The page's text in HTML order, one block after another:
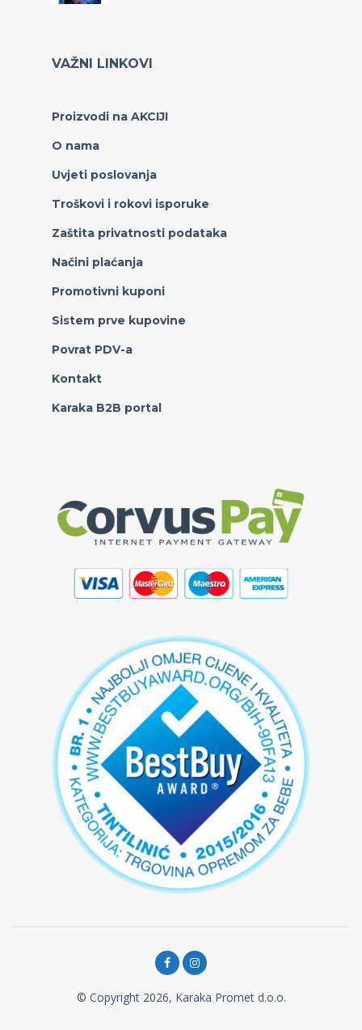
VAŽNI LINKOVI
Proizvodi na AKCIJI
O nama
Uvjeti poslovanja
Troškovi i rokovi isporuke
Zaštita privatnosti podataka
Načini plaćanja
Promotivni kuponi
Sistem prve kupovine
Povrat PDV-a
Kontakt
Karaka B2B portal
© Copyright 2026, Karaka Promet d.o.o.